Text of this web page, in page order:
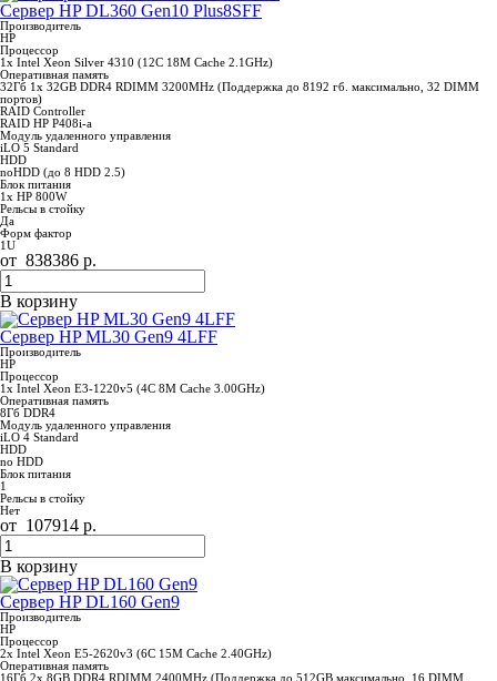
Сервер HP DL360 Gen10 Plus8SFF
Производитель
HP
Процессор
1x Intel Xeon Silver 4310 (12C 18M Cache 2.1GHz)
Оперативная память
32Гб 1x 32GB DDR4 RDIMM 3200MHz (Поддержка до 8192 гб. максимально, 32 DIMM
портов)
RAID Controller
RAID HP P408i-a
Модуль удаленного управления
iLO 5 Standard
HDD
noHDD (до 8 HDD 2.5)
Блок питания
1x HP 800W
Рельсы в стойку
Да
Форм фактор
1U
от 838386 р.
В корзину
Сервер HP ML30 Gen9 4LFF
Производитель
НР
Процессор
1x Intel Xeon E3-1220v5 (4C 8M Cache 3.00GHz)
Оперативная память
8Гб DDR4
Модуль удаленного управления
iLO 4 Standard
HDD
no HDD
Блок питания
1
Рельсы в стойку
Нет
от 107914 р.
В корзину
Сервер HP DL160 Gen9
Производитель
HP
Процессор
2x Intel Xeon E5-2620v3 (6C 15M Cache 2.40GHz)
Оперативная память
16Гб 2x 8GB DDR4 RDIMM 2400MHz (Поддержка до 512GB максимально, 16 DIMM